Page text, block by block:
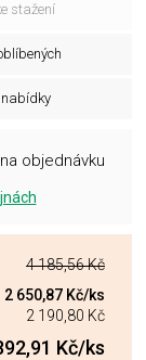
stažení
na objednávku
4 185,56 Kč
2 650,87 Kč/ks
2 190,80 Kč
Kč/ks